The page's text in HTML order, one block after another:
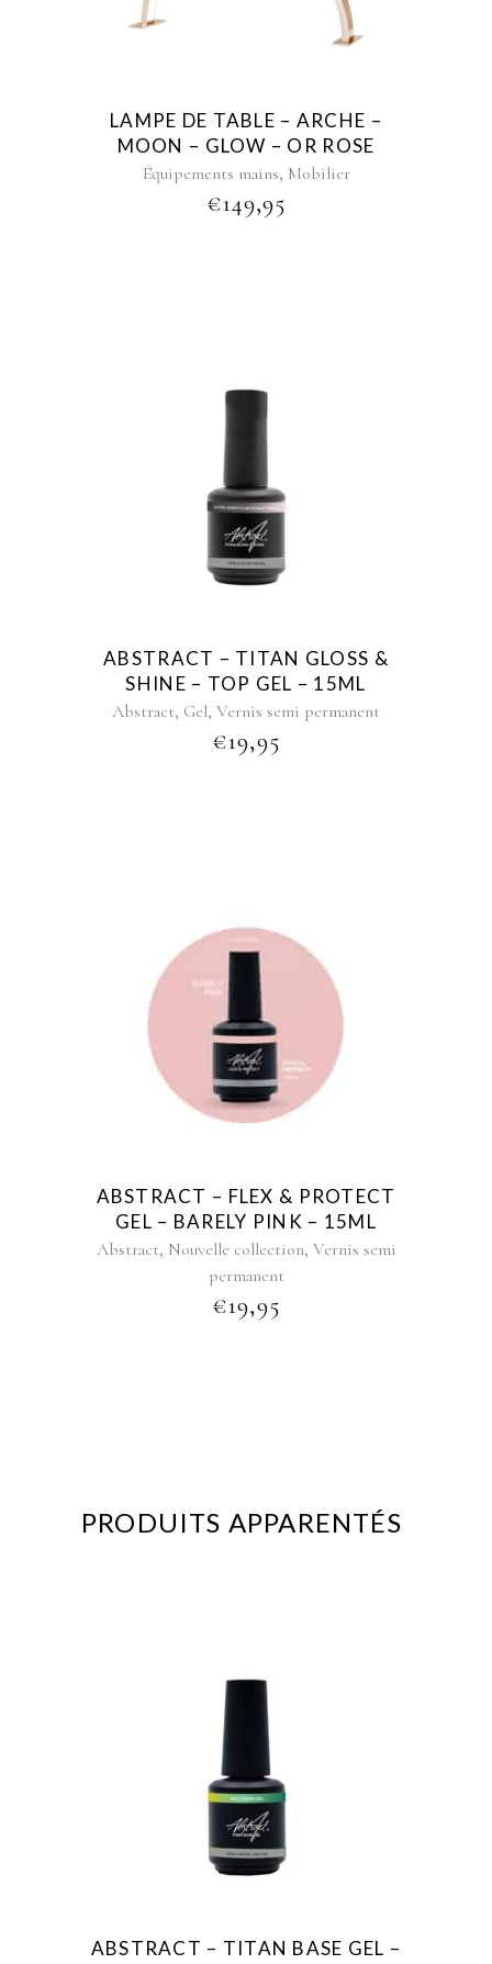
LAMPE DE TABLE – ARCHE –
MOON – GLOW – OR ROSE
Équipements mains, Mobilier
€149,95
ABSTRACT – TITAN GLOSS &
SHINE – TOP GEL – 15ML
Abstract, Gel, Vernis semi permanent
€19,95
ABSTRACT – FLEX & PROTECT
GEL – BARELY PINK – 15ML
Abstract, Nouvelle collection, Vernis semi
permanent
€19,95
PRODUITS APPARENTÉS
ABSTRACT – TITAN BASE GEL –